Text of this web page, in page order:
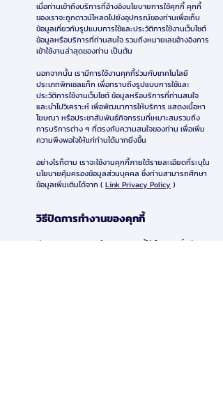
เมื่อท่านเข้าถึงบริการที่อ้างอิงนโยบายการใช้คุกกี้ คุกกี้
ของเราจะถูกดาวน์โหลดไปยังอุปกรณ์ของท่านเพื่อเก็บ
ข้อมูลเกี่ยวกับรูปแบบการใช้และประวัติการใช้งานเว็บไซต์
ข้อมูลหรือบริการที่ท่านสนใจ รวมถึงหมายเลขอ้างอิงการ
เข้าใช้งานล่าสุดของท่าน เป็นต้น
นอกจากนั้น เรามีการใช้งานคุกกี้ร่วมกับเทคโนโลยี
ประเภทพิกเซลแท็ก เพื่อทราบถึงรูปแบบการใช้และ
ประวัติการใช้งานเว็บไซต์ ข้อมูลหรือบริการที่ท่านสนใจ
และนำไปวิเคราะห์ เพื่อพัฒนาการให้บริการ แสดงเนื้อหา
โฆษณา หรือประชาสัมพันธ์กิจกรรมที่เหมาะสมรวมถึง
การบริการต่าง ๆ ที่ตรงกับความสนใจของท่าน เพื่อเพิ่ม
ความพึงพอใจให้แก่ท่านได้มากยิ่งขึ้น
อย่างไรก็ตาม เราจะใช้งานคุกกี้ภายใต้รายละเอียดที่ระบุใน
นโยบายคุ้มครองข้อมูลส่วนบุคคล ซึ่งท่านสามารถศึกษา
ข้อมูลเพิ่มเติมได้จาก ( Link Privacy Policy )
วิธีปิดการทำงานของคุกกี้
ท่านสามารถปิดการทำงานของคุกกี้ได้ โดยการตั้งค่า